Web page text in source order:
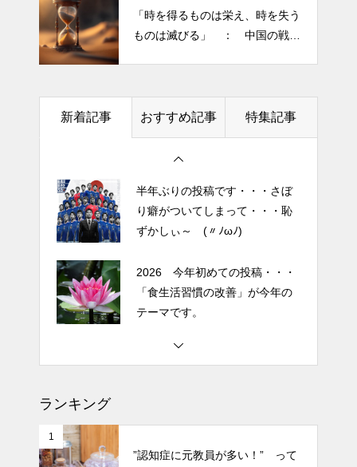
大谷翔平選手 伝説の一
夜・・・ドジャースをワールド
跡
に疲れたときの対処法５選
ているスキンケア製品・・・幹
細胞コスメ vs エクソソーム
コスメ②
ているスキンケア製品・・・幹
細胞コスメ vs エクソソーム
コスメ ①
細胞コスメ ③
「時を得るものは栄え、時を失う
ものは滅びる」 ： 中国の戦国
新着記事 おすすめ記事 特集記事
2026 今年初めての投稿・・・
テーマです。
土用の丑の日・・・余計なこと
半年ぶりの投稿です・・・さぼ
り癖がついてしまって・・・恥
ずかしぃ～ (〃ﾉωﾉ)
2026 今年初めての投稿・・・
「食生活習慣の改善」が今年の
テーマです。
り癖がついてしまって・・・恥
ランキング
1
”認知症に元教員が多い！” って